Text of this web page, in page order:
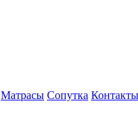
Матрасы Сопутка Контакты